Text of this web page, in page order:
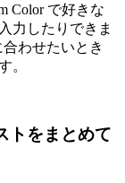
Color で好きな
力したりできま
わせたいとき
。
トをまとめて